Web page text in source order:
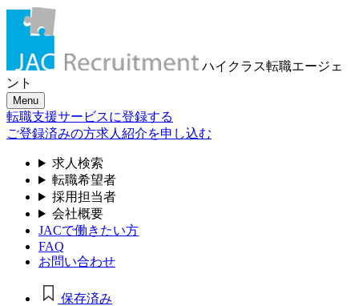
ハイクラス転職エージェ
ント
Menu
転職支援サービスに登録する
ご登録済みの方求人紹介を申し込む
求人検索
転職希望者
採用担当者
会社概要
JACで働きたい方
FAQ
お問い合わせ
保存済み